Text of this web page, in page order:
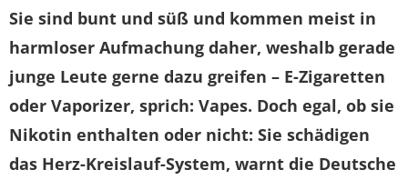
Sie sind bunt und süß und kommen meist in
harmloser Aufmachung daher, weshalb gerade
junge Leute gerne dazu greifen – E-Zigaretten
oder Vaporizer, sprich: Vapes. Doch egal, ob sie
Nikotin enthalten oder nicht: Sie schädigen
das Herz-Kreislauf-System, warnt die Deutsche